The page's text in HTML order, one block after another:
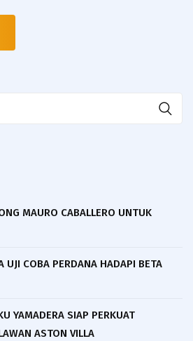
MAURO CABALLERO UNTUK
UJI COBA PERDANA HADAPI BETA
YAMADERA SIAP PERKUAT
ASTON VILLA